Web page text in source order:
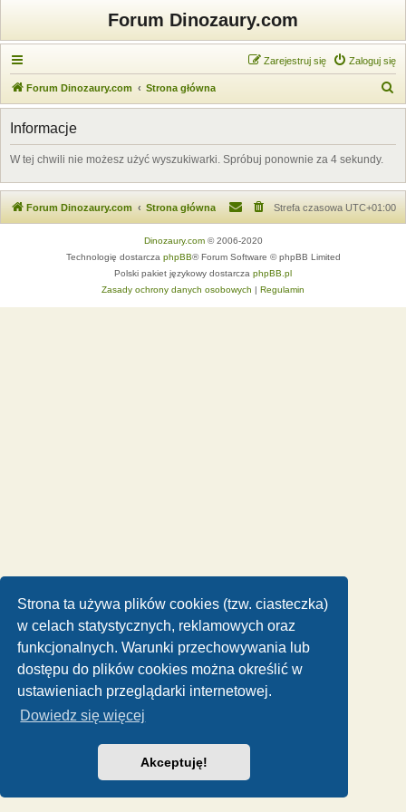
Strona ta używa plików cookies (tzw. ciasteczka)
w celach statystycznych, reklamowych oraz
funkcjonalnych. Warunki przechowywania lub
dostępu do plików cookies można określić w
ustawieniach przeglądarki internetowej.
Dowiedz się więcej
Akceptuję!
Forum Dinozaury.com
Zaloguj się
Zarejestruj się
Forum Dinozaury.com Strona główna
z
Informacje
W tej chwili nie możesz użyć wyszukiwarki. Spróbuj ponownie za 4 sekundy.
Forum Dinozaury.com Strona główna Strefa czasowa UTC+01:00
Dinozaury.com© 2006-2020
Technologię dostarcza phpBB® Forum Software © phpBB Limited
Polski pakiet językowy dostarcza phpBB.pl
Zasady ochrony danych osobowych | Regulamin